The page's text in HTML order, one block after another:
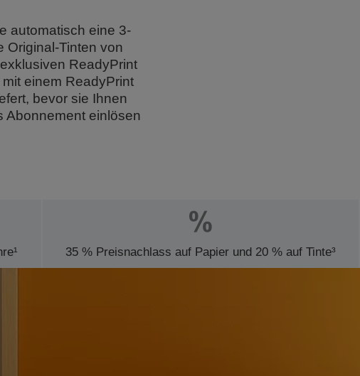
automatisch eine 3-
Original-Tinten von
ReadyPrint
einem ReadyPrint
bevor sie Ihnen
Abonnement einlösen
35 % Preisnachlass auf Papier und 20 % auf Tinte³